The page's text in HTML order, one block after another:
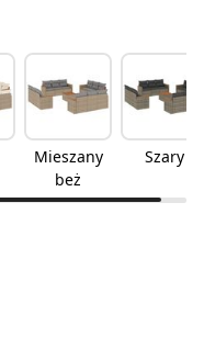
Mieszany
beż
Szary